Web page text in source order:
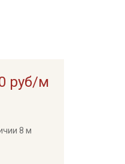
руб/м
8 м